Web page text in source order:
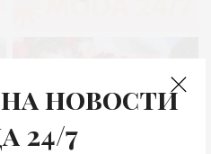
новости
24/7